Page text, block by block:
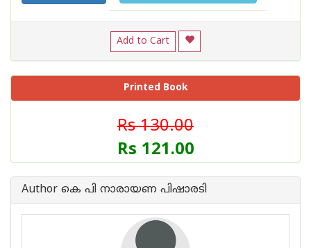
Add to Cart
Printed Book
Rs 130.00
Rs 121.00
Author കെ പി നാരായണ പിഷാരടി